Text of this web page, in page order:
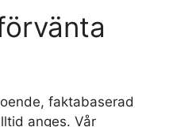
faktabaserad
anges. Vår